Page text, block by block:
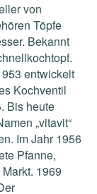
von
Töpfe
Bekannt
entwickelt
Kochventil
Bis heute
„vitavit“
Im Jahr 1956
Pfanne,
1969